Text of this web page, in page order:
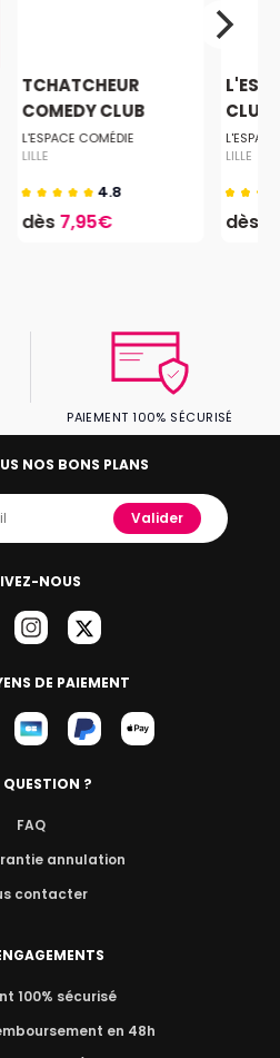
TCHATCHEUR
COMEDY CLUB
L'ESPACE COMÉDIE
LILLE
4.8
dès7,95€
CLUB
LILLE
dès
PAIEMENT 100% SÉCURISÉ
NOUS
DE PAIEMENT
NOS BONS PLANS
Valider
QUESTION ?
FAQ
annulation
contacter
100% sécurisé
en 48h